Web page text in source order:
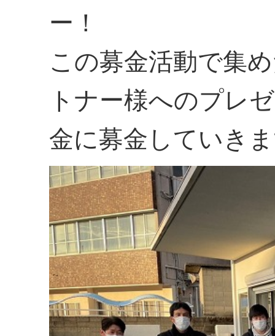
ー！
この募金活動で集
トナー様へのプレ
金に募金していき